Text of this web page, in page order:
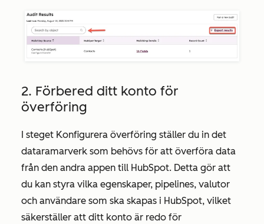
2. Förbered ditt konto för
överföring
I steget Konfigurera överföring ställer du in det
dataramarverk som behövs för att överföra data
från den andra appen till HubSpot. Detta gör att
du kan styra vilka egenskaper, pipelines, valutor
och användare som ska skapas i HubSpot, vilket
säkerställer att ditt konto är redo för